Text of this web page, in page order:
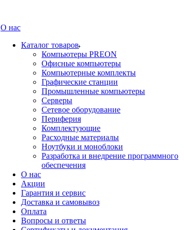
О нас
Каталог товаров
Компьютеры PREON
Офисные компьютеры
Компьютерные комплекты
Графические станции
Промышленные компьютеры
Серверы
Сетевое оборудование
Периферия
Комплектующие
Расходные материалы
Ноутбуки и моноблоки
Разработка и внедрение программного
обеспечения
О нас
Акции
Гарантия и сервис
Доставка и самовывоз
Оплата
Вопросы и ответы